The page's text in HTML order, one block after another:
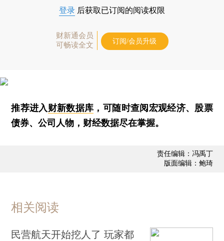
登录 后获取已订阅的阅读权限
财新通会员
可畅读全文
订阅/会员升级
推荐进入财新数据库 ，可随时查阅宏观经济、股票
债券、公司人物，财经数据尽在掌握。
责任编辑：冯禹丁
版面编辑：鲍琦
相关阅读
民营航天开始挖人了 玩家都